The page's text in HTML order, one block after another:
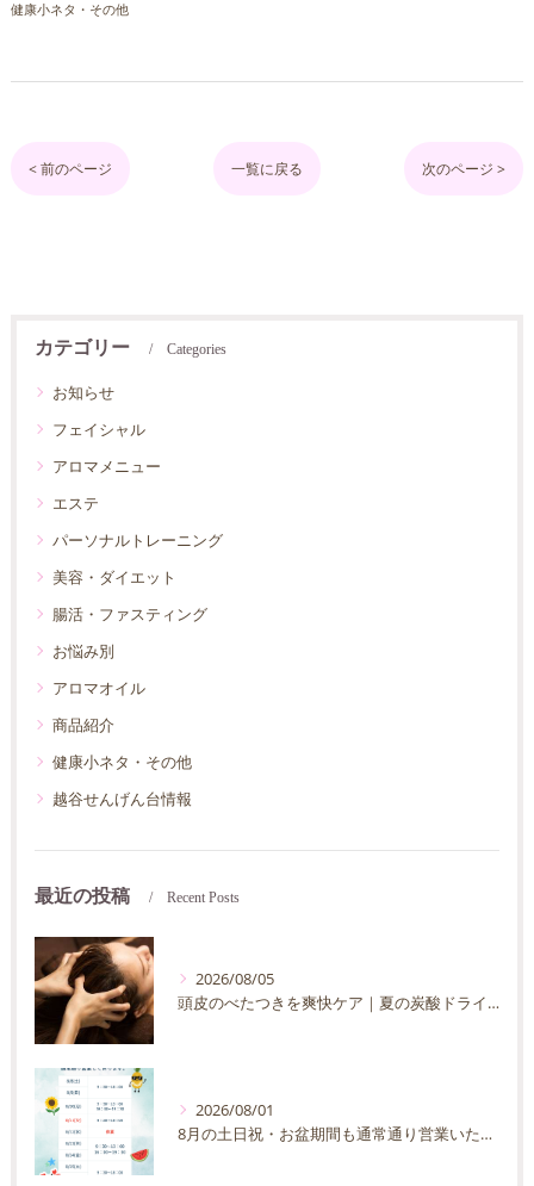
健康小ネタ・その他
< 前のページ 一覧に戻る 次のページ >
カテゴリー Categories
お知らせ
フェイシャル
アロマメニュー
エステ
パーソナルトレーニング
美容・ダイエット
腸活・ファスティング
お悩み別
アロマオイル
商品紹介
健康小ネタ・その他
越谷せんげん台情報
最近の投稿 Recent Posts
2026/08/05
頭皮のべたつきを爽快ケア｜夏の炭酸ドライヘッドスパ完全ガイド
2026/08/01
8月の土日祝・お盆期間も通常通り営業いたします